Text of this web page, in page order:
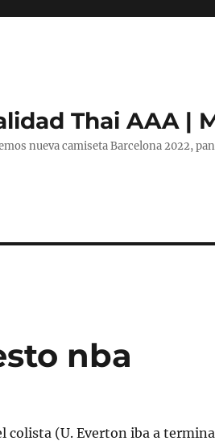
Thai AAA |
nueva camiseta Barcelona 2022,
nba
colista (U. Everton iba a